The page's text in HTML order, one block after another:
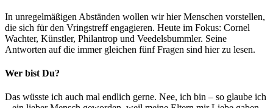
In unregelmäßigen Abständen wollen wir hier Menschen vorstellen,
die sich für den Vringstreff engagieren. Heute im Fokus: Cornel
Wachter, Künstler, Philantrop und Veedelsbummler. Seine
Antworten auf die immer gleichen fünf Fragen sind hier zu lesen.
Wer bist Du?
Das wüsste ich auch mal endlich gerne. Nee, ich bin – so glaube ich